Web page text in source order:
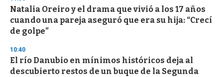
Natalia Oreiro y el drama que vivió a los 17 años
cuando una pareja aseguró que era su hija: “Crecí
de golpe”
10:40
El río Danubio en mínimos históricos deja al
descubierto restos de un buque de la Segunda